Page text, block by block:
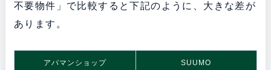
不要物件」で比較すると下記のように、大きな差が
あります。
アパマンショップ SUUMO